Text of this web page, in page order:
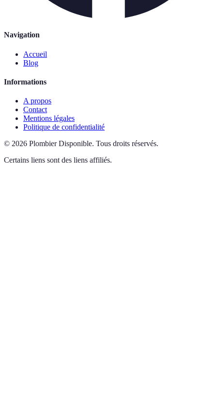
Navigation
Accueil
Blog
Informations
A propos
Contact
Mentions légales
Politique de confidentialité
© 2026 Plombier Disponible. Tous droits réservés.
Certains liens sont des liens affiliés.